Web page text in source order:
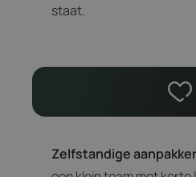
staat.
Zelfstandige